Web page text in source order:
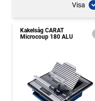
Visa
Kakelsåg CARAT
Microcoup 180 ALU